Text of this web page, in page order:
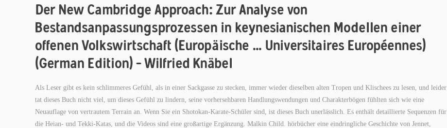
Der New Cambridge Approach: Zur Analyse von
Bestandsanpassungsprozessen in keynesianischen Modellen einer
offenen Volkswirtschaft (Europäische … Universitaires Européennes)
(German Edition) – Wilfried Knäbel
Als Leser gibt es kein schlimmeres Gefühl, als in einer Sackgasse zu stecken, immer wieder dieselben alten Tropen und Klischees zu lesen, und leider
tat dieses Buch nicht viel, um dieses Gefühl zu lindern, seine vorhersehbaren Handlungswendungen und Charakterbögen fühlten sich wie eine
Neuauflage von vertrautem Terrain an. Wenn Sie ein Shotokan-Karate-Schüler sind, ist dieses Buch unerlässlich. Es enthält detaillierte Sequenzen für
die Heian- und Tekki-Katas, und die Videos sind eine großartige Ergänzung. Malkin Child. hörbücher eine eindringliche Geschichte von Jennet,